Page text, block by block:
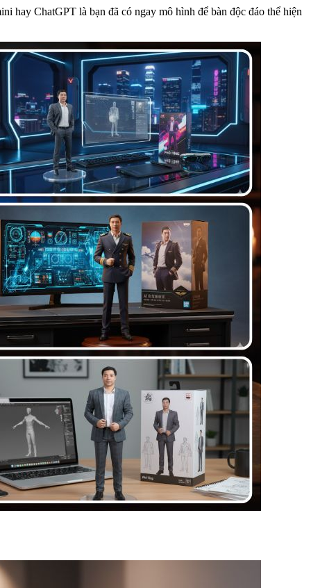
hay ChatGPT là bạn đã có ngay mô hình để bàn độc đáo thể hiện